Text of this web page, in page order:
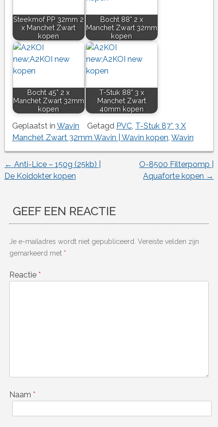
Steekmof PP 32mm 2
x Manchet Zwart
kopen
Bocht 88° 2 x
Manchet Zwart 32mm
kopen
Bocht 45° 2 x
Manchet Zwart 32mm
kopen
T-Stuk 88° 3 x
Manchet Zwart
40mm kopen
Geplaatst in Wavin Getagd PVC, T-Stuk 87° 3 X
Manchet Zwart 32mm Wavin | Wavin kopen Wavin
Berichtnavigatie
← Anti-Lice – 150g (25kb) |
De Koidokter kopen
O-8500 Filterpomp |
Aquaforte kopen →
GEEF EEN REACTIE
Je e-mailadres wordt niet gepubliceerd. Vereiste velden zijn
gemarkeerd met *
Reactie *
Naam *